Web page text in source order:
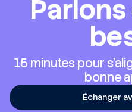
15 minutes pour
bonne
Échanger